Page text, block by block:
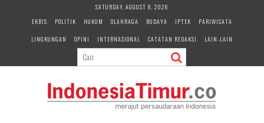
SATURDAY, AUGUST 8, 2026
EKBIS
POLITIK HUKUM OLAHRAGA BUDAYA IPTEK
PARIWISATA
LINGKUNGAN
OPINI INTERNASIONAL CATATAN REDAKSI LAIN-LAIN